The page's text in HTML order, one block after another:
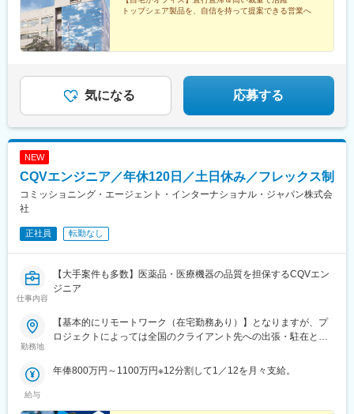
ることを前提に、18～24ヶ月以内に完了する見込みです。本ポジ
ションはセパレーション完了後、DePuy Synthes の従業員として
雇用される予定であり、同社の雇用体系・プログラム・ポリシ
ー・福利厚生が適用されます。詳細は、適切なタイミングで
変更の範囲：会社の定める業務
る可能性がございます◎転勤は基本ありません本社：東京都港区
港南1-8-15 Wビル14F受動喫煙対策：敷地内全面禁煙
トップシェア製品を、自信を持って提案できる営業へ
気になる 応募する
NEW
CQVエンジニア／年休120日／土日休み／フレックス制
コミッショニング・エージェント・インターナショナル・ジャパン株式会
社
正社員 転勤なし
仕事内容
【大手案件も多数】医薬品・医療機器の品質を担保するCQVエン
ジニア
勤務地
【基本的にリモートワーク（在宅勤務あり）】となりますが、プ
ロジェクトによっては全国のクライアント先への出張・駐在とな
慮の上決定いたします。
給与
年俸800万円～1100万円※12分割して1／12を月々支給。